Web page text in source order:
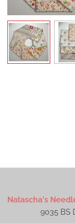
Natascha's
9035 BS